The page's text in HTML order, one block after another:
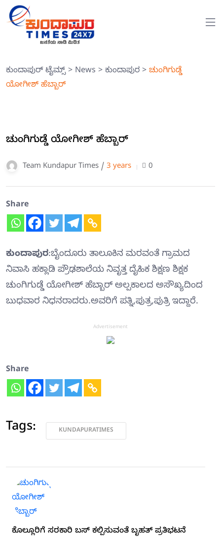
ಕುಂದಾಪುರ್ ಟೈಮ್ಸ್> News > ಕುಂದಾಪುರ > ಚುಂಗಿಗುಡ್ಡೆ
ಯೋಗೀಶ್ ಹೆಬ್ಬಾರ್
ಚುಂಗಿಗುಡ್ಡೆ ಯೋಗೀಶ್ ಹೆಬ್ಬಾರ್
Team Kundapur Times / 3 years 0
Share
ಕುಂದಾಪುರ:ಬೈಂದೂರು ತಾಲೂಕಿನ ಮರವಂತೆ ಗ್ರಾಮದ
ನಿವಾಸಿ ಹಕ್ಲಾಡಿ ಪ್ರೌಢಶಾಲೆಯ ನಿವೃತ್ತ ದೈಹಿಕ ಶಿಕ್ಷಣ ಶಿಕ್ಷಕ
ಚುಂಗಿಗುಡ್ಡೆ ಯೋಗೀಶ್ ಹೆಬ್ಬಾರ್ ಅಲ್ಪಕಾಲದ ಅಸೌಖ್ಯದಿಂದ
ಬುಧವಾರ ನಿಧನರಾದರು.ಅವರಿಗೆ ಪತ್ನಿ,ಪುತ್ರ,ಪುತ್ರಿ ಇದ್ದಾರೆ.
Advertisement
Share
Tags: KUNDAPURATIMES
ಕೊಲ್ಲೂರಿಗೆ ಸರಕಾರಿ ಬಸ್ ಕಲ್ಪಿಸುವಂತೆ ಬೃಹತ್ ಪ್ರತಿಭಟನೆ